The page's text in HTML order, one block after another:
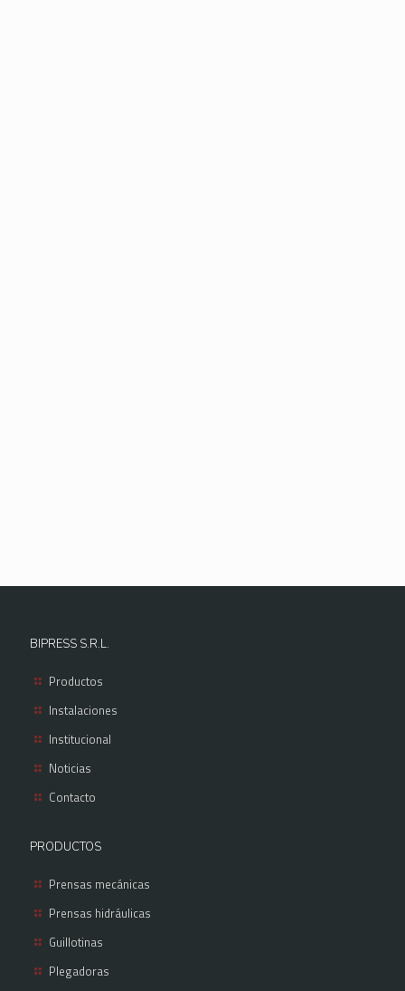
BIPRESS S.R.L.
Productos
Instalaciones
Institucional
Noticias
Contacto
PRODUCTOS
Prensas mecánicas
Prensas hidráulicas
Guillotinas
Plegadoras